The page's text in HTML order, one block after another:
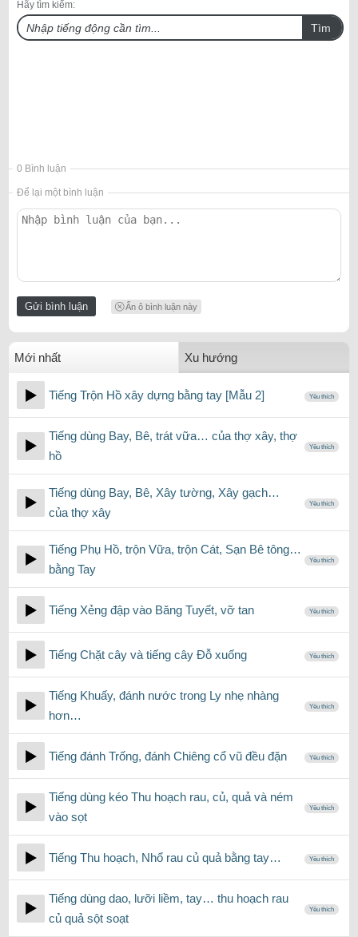
Hãy tìm kiếm:
Tìm
0 Bình luận
Để lại một bình luận
Ẩn ô bình luận này
Mới nhất Xu hướng
Tiếng Trộn Hồ xây dựng bằng tay [Mẫu 2] Yêu thích
Tiếng dùng Bay, Bê, trát vữa… của thợ xây, thợ
hồ
Yêu thích
Tiếng dùng Bay, Bê, Xây tường, Xây gạch…
của thợ xây
Yêu thích
Tiếng Phụ Hồ, trộn Vữa, trộn Cát, Sạn Bê tông…
bằng Tay
Yêu thích
Tiếng Xẻng đập vào Băng Tuyết, vỡ tan Yêu thích
Tiếng Chặt cây và tiếng cây Đỗ xuống Yêu thích
Tiếng Khuấy, đánh nước trong Ly nhẹ nhàng
hơn…
Yêu thích
Tiếng đánh Trống, đánh Chiêng cổ vũ đều đặn Yêu thích
Tiếng dùng kéo Thu hoạch rau, củ, quả và ném
vào sọt
Yêu thích
Tiếng Thu hoạch, Nhổ rau củ quả bằng tay… Yêu thích
Tiếng dùng dao, lưỡi liềm, tay… thu hoạch rau
củ quả sột soạt
Yêu thích